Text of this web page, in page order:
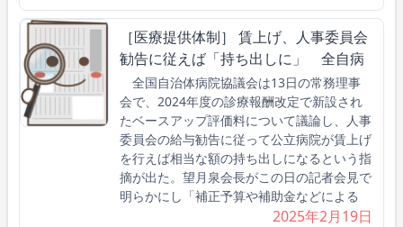
［医療提供体制］ 賃上げ、人事委員会
勧告に従えば「持ち出しに」 全自病
全国自治体病院協議会は13日の常務理事
会で、2024年度の診療報酬改定で新設され
たベースアップ評価料について議論し、人事
委員会の給与勧告に従って公立病院が賃上げ
を行えば相当な額の持ち出しになるという指
摘が出た。望月泉会長がこの日の記者会見で
明らかにし「補正予算や補助金などによる
2025年2月19日